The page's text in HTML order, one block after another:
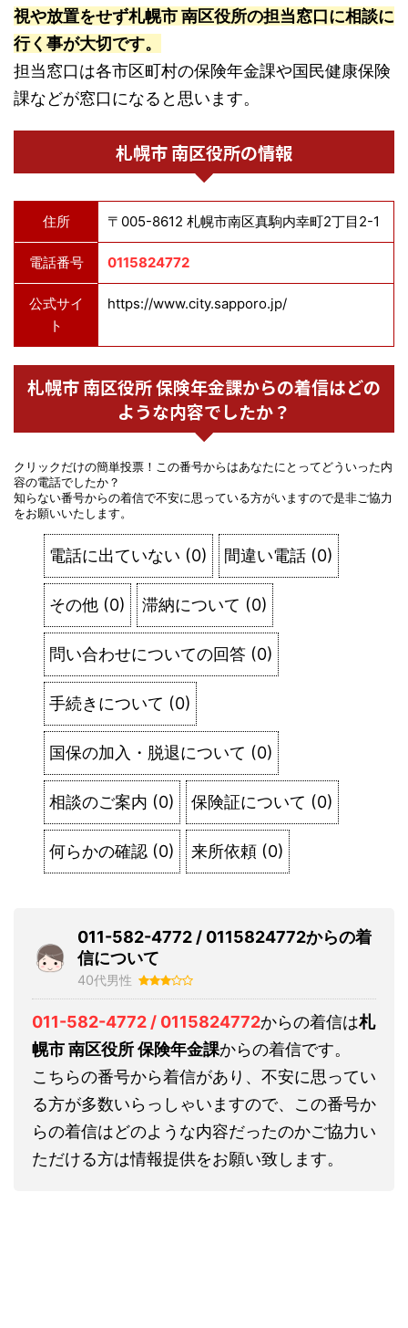
視や放置をせず札幌市 南区役所の担当窓口に相談に
行く事が大切です。
担当窓口は各市区町村の保険年金課や国民健康保険
課などが窓口になると思います。
札幌市 南区役所の情報
住所 〒005-8612 札幌市南区真駒内幸町2丁目2-1
電話番号 0115824772
公式サイ
ト
https://www.city.sapporo.jp/
札幌市 南区役所 保険年金課からの着信はどの
ような内容でしたか？
クリックだけの簡単投票！この番号からはあなたにとってどういった内
容の電話でしたか？
知らない番号からの着信で不安に思っている方がいますので是非ご協力
をお願いいたします。
電話に出ていない (0) 間違い電話 (0)
その他 (0) 滞納について (0)
問い合わせについての回答 (0)
手続きについて (0)
国保の加入・脱退について (0)
相談のご案内 (0) 保険証について (0)
何らかの確認 (0) 来所依頼 (0)
011-582-4772 / 0115824772からの着
信について
40代男性
011-582-4772 / 0115824772からの着信は札
幌市 南区役所 保険年金課からの着信です。
こちらの番号から着信があり、不安に思ってい
る方が多数いらっしゃいますので、この番号か
らの着信はどのような内容だったのかご協力い
ただける方は情報提供をお願い致します。